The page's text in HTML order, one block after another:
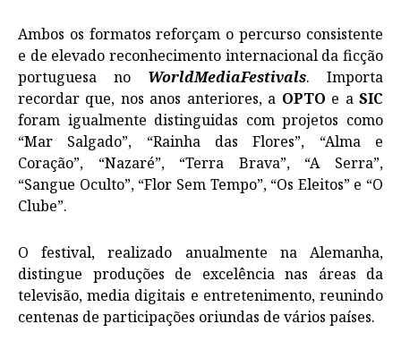
Ambos os formatos reforçam o percurso consistente
e de elevado reconhecimento internacional da ficção
portuguesa no WorldMediaFestivals. Importa
recordar que, nos anos anteriores, a OPTO e aSIC
foram igualmente distinguidas com projetos como
“Mar Salgado”, “Rainha das Flores”, “Alma e
Coração”, “Nazaré”, “Terra Brava”, “A Serra”,
“Sangue Oculto”, “Flor Sem Tempo”, “Os Eleitos” e “O
Clube”.
O festival, realizado anualmente na Alemanha,
distingue produções de excelência nas áreas da
televisão, media digitais e entretenimento, reunindo
centenas de participações oriundas de vários países.